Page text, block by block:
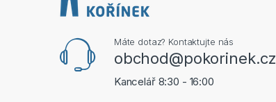
Máte dotaz? Kontaktujte nás
obchod@pokorinek.cz
Kancelář 8:30 - 16:00